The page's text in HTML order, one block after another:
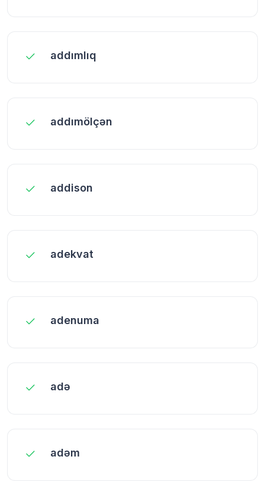
addımlıq
addımölçən
addison
adekvat
adenuma
adə
adəm